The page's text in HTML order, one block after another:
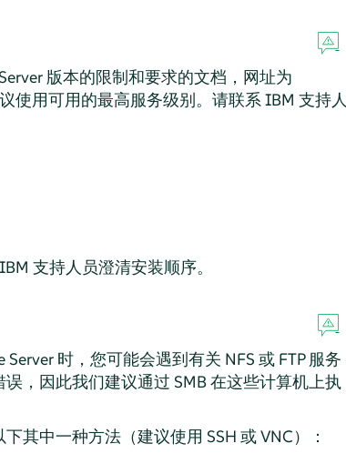
版本的限制和要求的文档，网址为
使用可用的最高服务级别。请联系 IBM 支持人
支持人员澄清安装顺序。
Server时，您可能会遇到有关 NFS 或 FTP 服务
，因此我们建议通过 SMB 在这些计算机上执
其中一种方法（建议使用 SSH 或 VNC）：